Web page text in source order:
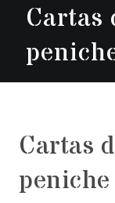
Cartas
Cartas
peniche